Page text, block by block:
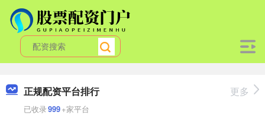
正规配资平台排行
已收录999+家平台
更多